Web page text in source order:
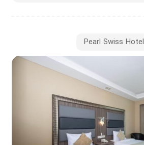
Pearl Swiss Hotel